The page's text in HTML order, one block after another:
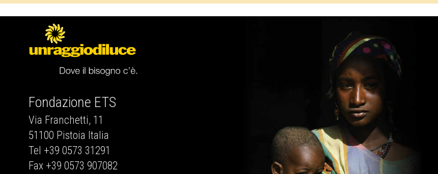
Fondazione ETS
Via Franchetti, 11
51100 Pistoia Italia
Tel +39 0573 31291
Fax +39 0573 907082